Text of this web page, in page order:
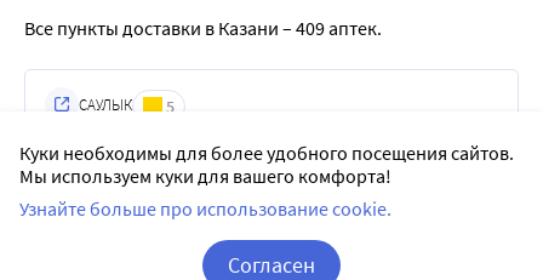
Все пункты доставки в Казани – 409 аптек.
САУЛЫК 5
г. Казань, ул. Рауиса Гареева, 90, корп.1,
пом.1006
ежедневно с 08:00 по 21:00
Куки необходимы для более удобного посещения сайтов.
Мы используем куки для вашего комфорта!
Узнайте больше про использование cookie.
Согласен